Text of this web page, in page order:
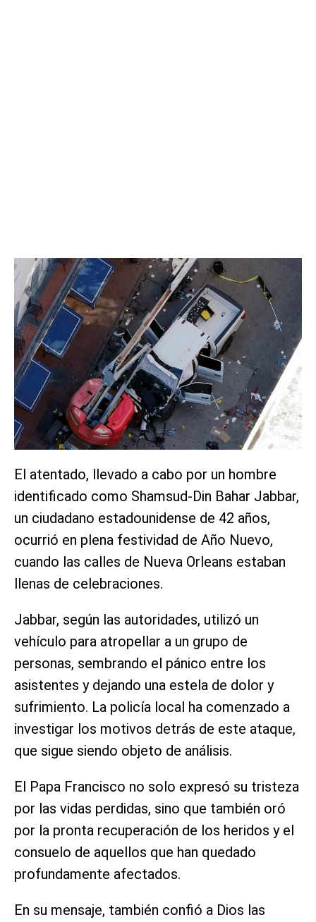
El atentado, llevado a cabo por un hombre
identificado como Shamsud-Din Bahar Jabbar,
un ciudadano estadounidense de 42 años,
ocurrió en plena festividad de Año Nuevo,
cuando las calles de Nueva Orleans estaban
llenas de celebraciones.
Jabbar, según las autoridades, utilizó un
vehículo para atropellar a un grupo de
personas, sembrando el pánico entre los
asistentes y dejando una estela de dolor y
sufrimiento. La policía local ha comenzado a
investigar los motivos detrás de este ataque,
que sigue siendo objeto de análisis.
El Papa Francisco no solo expresó su tristeza
por las vidas perdidas, sino que también oró
por la pronta recuperación de los heridos y el
consuelo de aquellos que han quedado
profundamente afectados.
En su mensaje, también confió a Dios las